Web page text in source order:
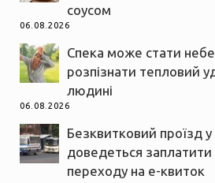
соусом
06.08.2026
Спека може стати
розпізнати тепловий
людині
06.08.2026
Безквитковий проїзд у
доведеться заплатити
переходу на е-квиток